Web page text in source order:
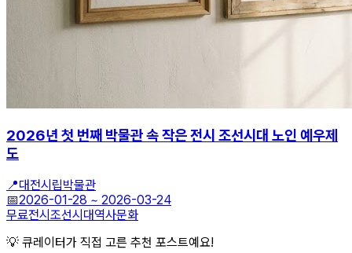
2026년 첫 번째 박물관 속 작은 전시 조선시대 노인 예우제
도
📍대전시립박물관
📅2026-01-28 ~ 2026-03-24
무료전시 조선시대역사문화
💡 큐레이터가 직접 고른 추천 포스트예요!